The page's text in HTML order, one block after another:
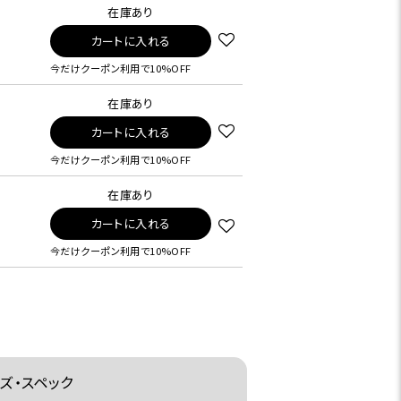
在庫あり
カートに入れる
今だけクーポン利用で10%OFF
在庫あり
カートに入れる
今だけクーポン利用で10%OFF
在庫あり
カートに入れる
今だけクーポン利用で10%OFF
・スペック